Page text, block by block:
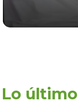
Lo último